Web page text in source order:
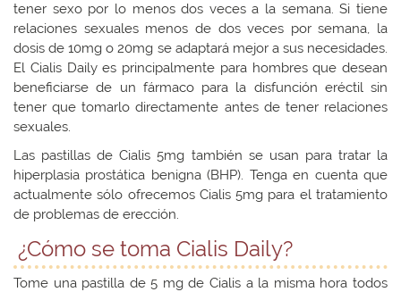
tener sexo por lo menos dos veces a la semana. Si tiene
relaciones sexuales menos de dos veces por semana, la
dosis de 10mg o 20mg se adaptará mejor a sus necesidades.
El Cialis Daily es principalmente para hombres que desean
beneficiarse de un fármaco para la disfunción eréctil sin
tener que tomarlo directamente antes de tener relaciones
sexuales.
Las pastillas de Cialis 5mg también se usan para tratar la
hiperplasia prostática benigna (BHP). Tenga en cuenta que
actualmente sólo ofrecemos Cialis 5mg para el tratamiento
de problemas de erección.
¿Cómo se toma Cialis Daily?
Tome una pastilla de 5 mg de Cialis a la misma hora todos